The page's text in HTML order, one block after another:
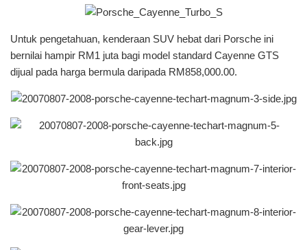
Untuk pengetahuan, kenderaan SUV hebat dari Porsche ini
bernilai hampir RM1 juta bagi model standard Cayenne GTS
dijual pada harga bermula daripada RM858,000.00.